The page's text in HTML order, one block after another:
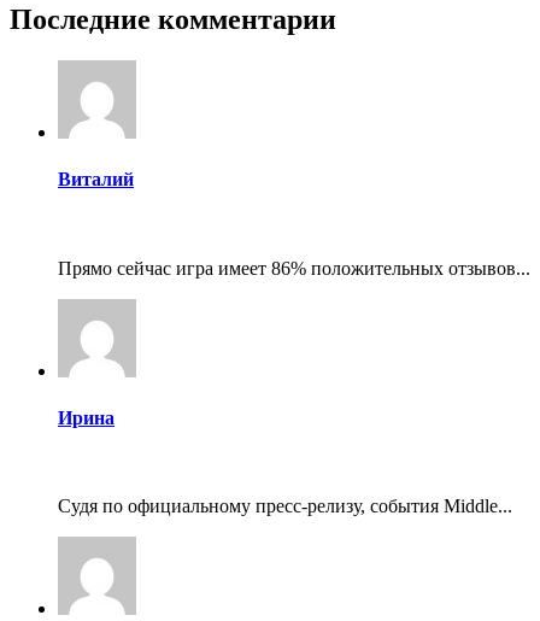
Последние комментарии
Виталий
Прямо сейчас игра имеет 86% положительных отзывов...
Ирина
Судя по официальному пресс-релизу, события Middle...